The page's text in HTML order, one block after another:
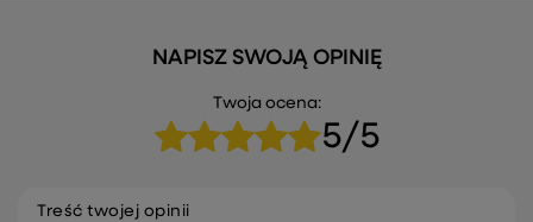
NAPISZ SWOJĄ OPINIĘ
Twoja ocena:
5/5
Treść twojej opinii